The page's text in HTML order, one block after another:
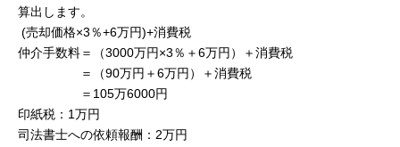
算出します。
(売却価格×3％+6万円)+消費税
仲介手数料＝（3000万円×3％＋6万円）＋消費税
＝（90万円＋6万円）＋消費税
＝105万6000円
印紙税：1万円
司法書士への依頼報酬：2万円